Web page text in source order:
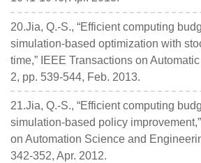
20.Jia, Q.-S., “Efficient computing
simulation-based optimization with
time,” IEEE Transactions on
2, pp. 539-544, Feb. 2013.
21.Jia, Q.-S., “Efficient computing
simulation-based policy
on Automation Science and
342-352, Apr. 2012.